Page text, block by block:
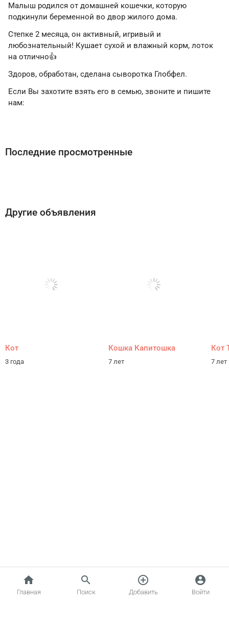
Малыш родился от домашней кошечки, которую
подкинули беременной во двор жилого дома.
Степке 2 месяца, он активный, игривый и
любознательный! Кушает сухой и влажный корм, лоток
на отлично👍
Здоров, обработан, сделана сыворотка Глобфел.
Если Вы захотите взять его в семью, звоните и пишите
нам:
Последние просмотренные
Другие объявления
Кот
3 года
Кошка Капитошка
7 лет
Кот
7 лет
home
Главная
search
Поиск
add_circle_outline
Добавить
account_circle
Войти